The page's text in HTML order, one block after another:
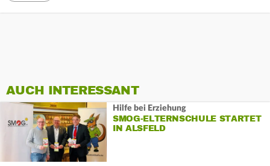
AUCH INTERESSANT
Hilfe bei Erziehung
SMOG-ELTERNSCHULE STARTET
IN ALSFELD